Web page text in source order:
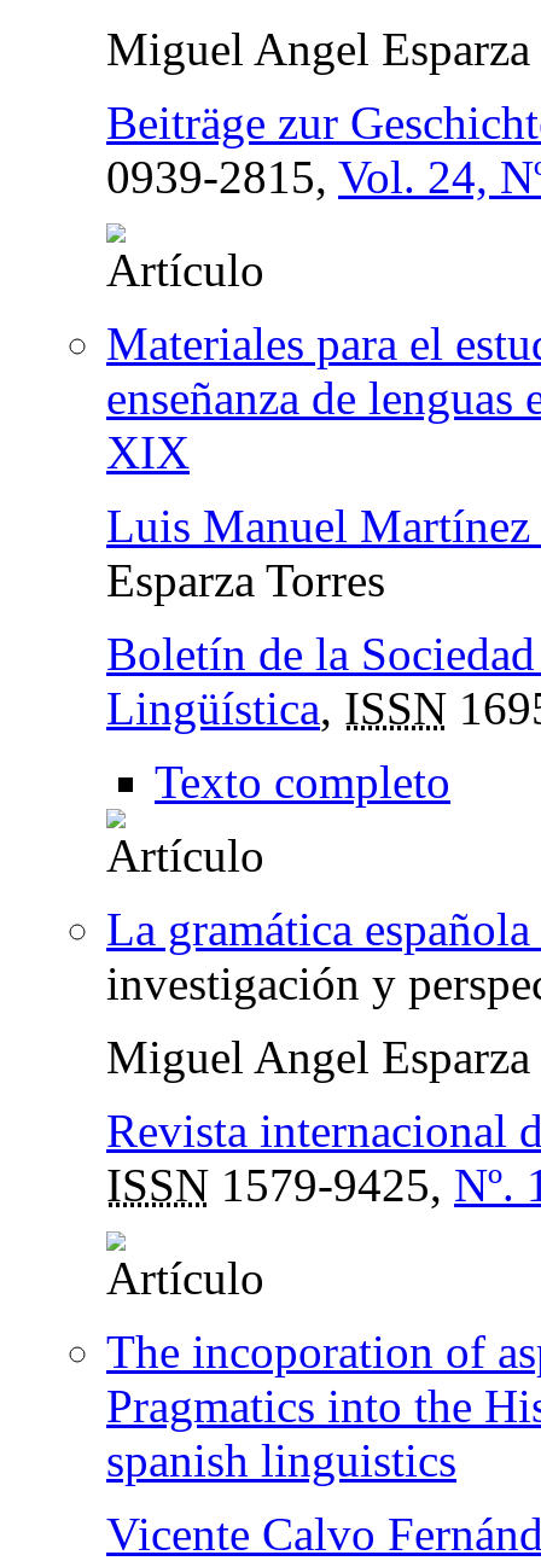
Miguel Angel Esparza
Beiträge zur
0939-2815, Vol. 24,
Materiales para el
enseñanza de
XIX
Luis Manuel
Esparza Torres
Boletín de la
Lingüística, ISSN
Texto completo
La gramática
investigación y
Miguel Angel Esparza
Revista internacional
ISSN 1579-9425, Nº.
The incoporation of
Pragmatics into the
spanish linguistics
Vicente Calvo